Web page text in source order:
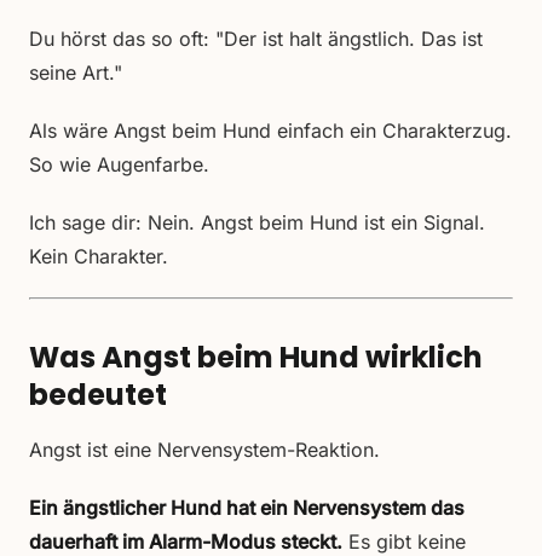
Du hörst das so oft: "Der ist halt ängstlich. Das ist
seine Art."
Als wäre Angst beim Hund einfach ein Charakterzug.
So wie Augenfarbe.
Ich sage dir: Nein. Angst beim Hund ist ein Signal.
Kein Charakter.
Was Angst beim Hund wirklich
bedeutet
Angst ist eine Nervensystem-Reaktion.
Ein ängstlicher Hund hat ein Nervensystem das
dauerhaft im Alarm-Modus steckt. Es gibt keine